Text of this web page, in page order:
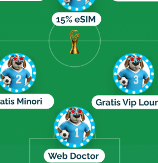
21°C / max 30°C
/ max 27°C
12°C / max 22°C